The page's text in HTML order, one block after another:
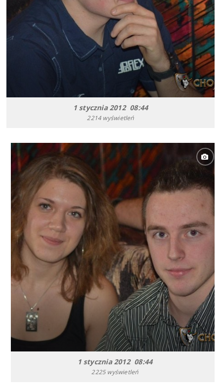
1 stycznia 2012 08:44
2214 wyświetleń
1 stycznia 2012 08:44
2225 wyświetleń